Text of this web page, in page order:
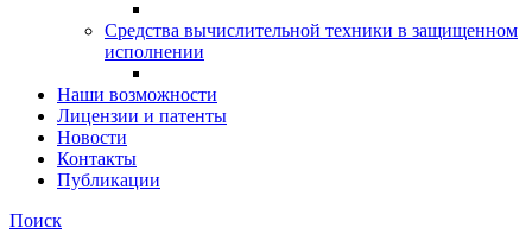
Средства вычислительной техники в защищенном
исполнении
Наши возможности
Лицензии и патенты
Новости
Контакты
Публикации
Поиск